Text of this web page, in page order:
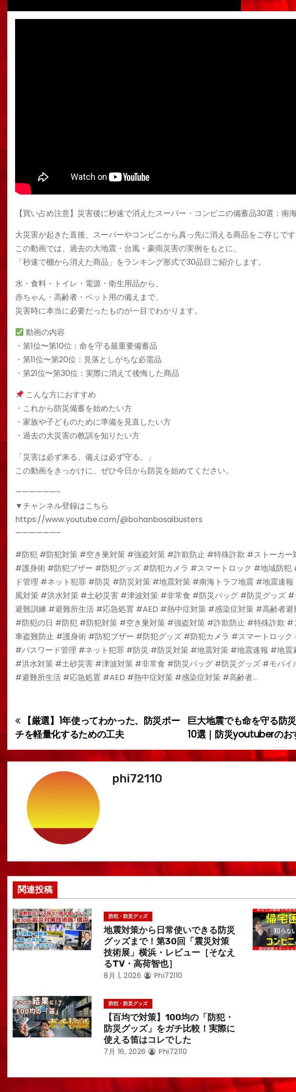
【買い占め注意】災害後に秒速で消えたスーパー・コンビニの備蓄品30選：南
大災害が起きた直後、スーパーやコンビニから真っ先に消える商品をご存じです
この動画では、過去の大地震・台風・豪雨災害の実例をもとに、
「秒速で棚から消えた商品」をランキング形式で30品目ご紹介します。
水・食料・トイレ・電源・衛生用品から、
赤ちゃん・高齢者・ペット用の備えまで、
災害時に本当に必要だったものが一目でわかります。
動画の内容
・第1位〜第10位：命を守る最重要備蓄品
・第11位〜第20位：見落としがちな必需品
・第21位〜第30位：実際に消えて後悔した商品
こんな方におすすめ
・これから防災備蓄を始めたい方
・家族や子どものために準備を見直したい方
・過去の大災害の教訓を知りたい方
「災害は必ず来る。備えは必ず守る。」
この動画をきっかけに、ぜひ今日から防災を始めてください。
——————–
▼チャンネル登録はこちら
https://www.youtube.com/@bohanbosaibusters
——————–
#防犯 #防犯対策 #空き巣対策 #強盗対策 #詐欺防止 #特殊詐欺 #ストーカ
#護身術 #防犯ブザー #防犯グッズ #防犯カメラ #スマートロック #地域防
ド管理 #ネット犯罪 #防災 #防災対策 #地震対策 #南海トラフ地震 #地震速
風対策 #洪水対策 #土砂災害 #津波対策 #非常食 #防災バッグ #防災グッズ
避難訓練 #避難所生活 #応急処置 #AED #熱中症対策 #感染症対策 #高齢者
#防犯の日 #防犯 #防犯対策 #空き巣対策 #強盗対策 #詐欺防止 #特殊詐欺
車盗難防止 #護身術 #防犯ブザー #防犯グッズ #防犯カメラ #スマートロッ
#パスワード管理 #ネット犯罪 #防災 #防災対策 #地震対策 #地震速報 #地
#洪水対策 #土砂災害 #津波対策 #非常食 #防災バッグ #防災グッズ #モバ
#避難所生活 #応急処置 #AED #熱中症対策 #感染症対策 #高齢者…
投
稿
ナ
ゲ
ー
ョ
ン
巨大地震でも命を守る防
10選｜防災youtuberのお
【厳選】1年使ってわかった、防災ポー
チを軽量化するための工夫
phi72110
関連投稿
防犯・防災グッズ
地震対策から日常使いできる防災
グッズまで！第30回「震災対策
技術展」横浜・レビュー［そなえ
るTV・高荷智也］
8月 1, 2026 Phi72110
防犯・防災グッズ
【百均で対策】100均の「防犯・
防災グッズ」をガチ比較！実際に
使える笛はコレでした
7月 16, 2026 Phi72110